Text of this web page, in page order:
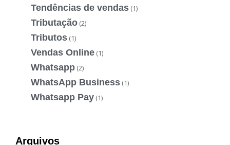
Tendências de vendas (1)
Tributação (2)
Tributos (1)
Vendas Online (1)
Whatsapp (2)
WhatsApp Business (1)
Whatsapp Pay (1)
Arquivos